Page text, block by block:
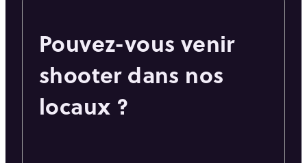
Pouvez-vous venir
shooter dans nos
locaux ?